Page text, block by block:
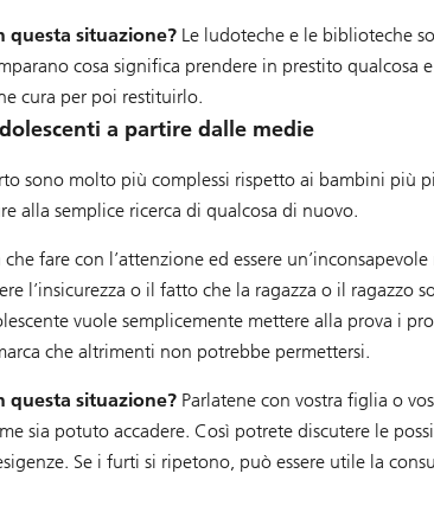
questa situazione? Le ludoteche e le biblioteche
cosa significa prendere in prestito qualcosa
cura per poi restituirlo.
a partire dalle medie
sono molto più complessi rispetto ai bambini più
alla semplice ricerca di qualcosa di nuovo.
fare con l’attenzione ed essere
l’insicurezza o il fatto che la ragazza o il ragazzo
vuole semplicemente mettere alla prova i
che altrimenti non potrebbe permettersi.
questa situazione? Parlatene con vostra figlia o
sia potuto accadere. Così potrete discutere le
Se i furti si ripetono, può essere utile la